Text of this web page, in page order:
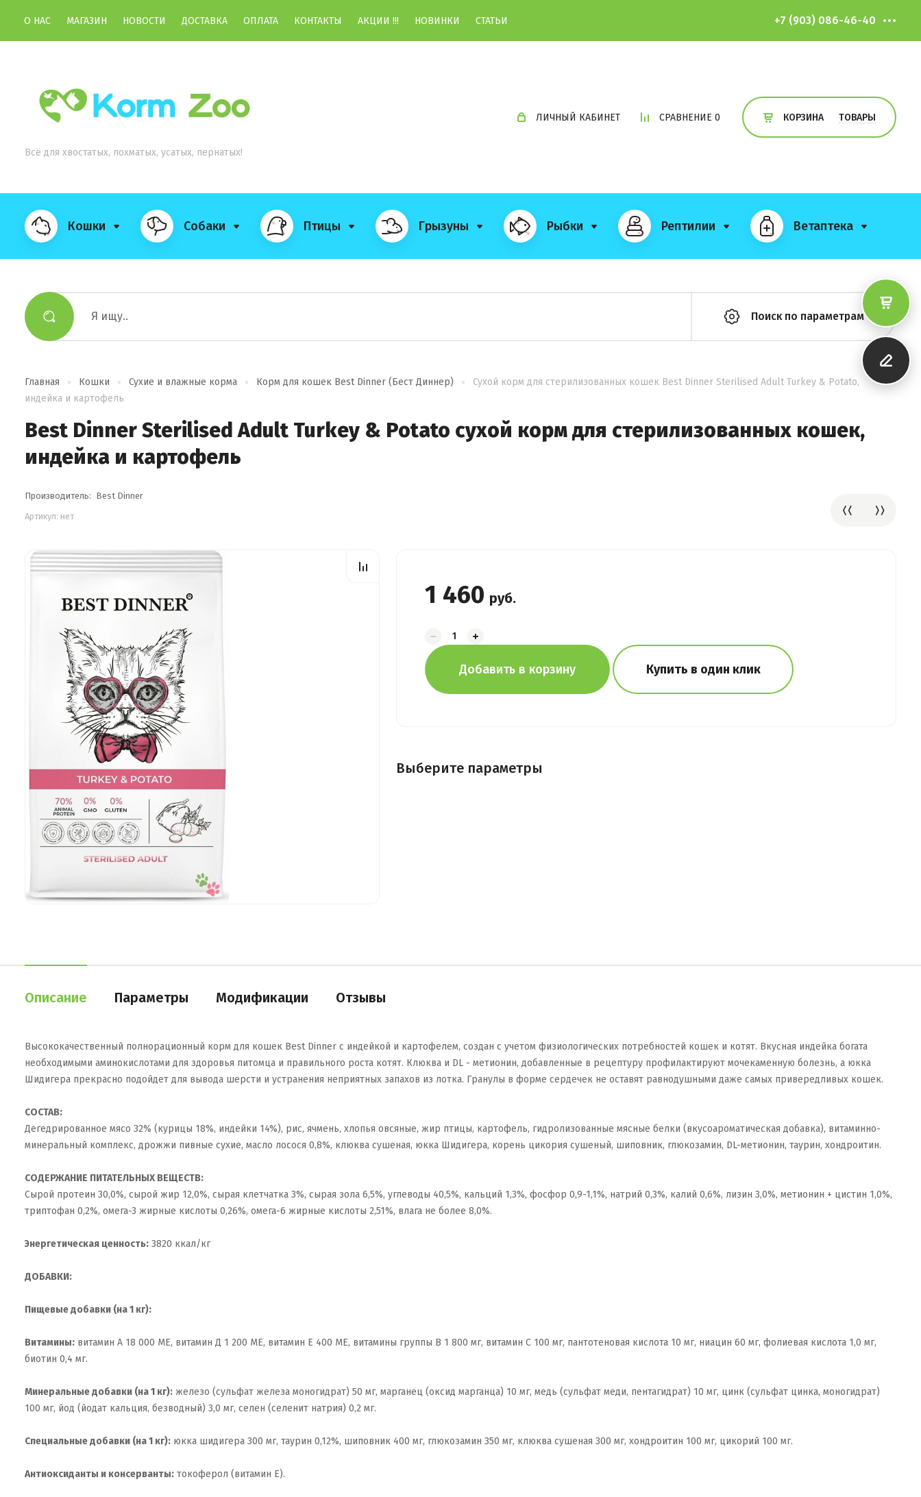
О НАС МАГАЗИН НОВОСТИ ДОСТАВКА ОПЛАТА КОНТАКТЫ АКЦИИ !!! НОВИНКИ СТАТЬИ +7 (903) 086-46-40
Всё для хвостатых, лохматых, усатых, пернатых!
ЛИЧНЫЙ КАБИНЕТ СРАВНЕНИЕ 0 КОРЗИНА ТОВАРЫ
Кошки Собаки Птицы Грызуны Рыбки Рептилии Ветаптека
Поиск по параметрам
Главная Кошки Сухие и влажные корма Корм для кошек Best Dinner (Бест Диннер)
Сухой корм для стерилизованных кошек Best Dinner Sterilised Adult Turkey & Potato,
индейка и картофель
Best Dinner Sterilised Adult Turkey & Potato сухой корм для стерилизованных кошек,
индейка и картофель
Производитель: Best Dinner
Артикул: нет
1 460 руб.
Добавить в корзину Купить в один клик
Выберите параметры
Описание Параметры Модификации Отзывы
Высококачественный полнорационный корм для кошек Best Dinner с индейкой и картофелем, создан с учетом физиологических потребностей кошек и котят. Вкусная индейка богата
необходимыми аминокислотами для здоровья питомца и правильного роста котят. Клюква и DL - метионин, добавленные в рецептуру профилактируют мочекаменную болезнь, а юкка
Шидигера прекрасно подойдет для вывода шерсти и устранения неприятных запахов из лотка. Гранулы в форме сердечек не оставят равнодушными даже самых привередливых кошек.
СОСТАВ:
Дегедрированное мясо 32% (курицы 18%, индейки 14%), рис, ячмень, хлопья овсяные, жир птицы, картофель, гидролизованные мясные белки (вкусоароматическая добавка), витаминно-
минеральный комплекс, дрожжи пивные сухие, масло лосося 0,8%, клюква сушеная, юкка Шидигера, корень цикория сушеный, шиповник, глюкозамин, DL-метионин, таурин, хондроитин.
СОДЕРЖАНИЕ ПИТАТЕЛЬНЫХ ВЕЩЕСТВ:
Сырой протеин 30,0%, сырой жир 12,0%, сырая клетчатка 3%, сырая зола 6,5%, углеводы 40,5%, кальций 1,3%, фосфор 0,9-1,1%, натрий 0,3%, калий 0,6%, лизин 3,0%, метионин + цистин 1,0%,
триптофан 0,2%, омега-3 жирные кислоты 0,26%, омега-6 жирные кислоты 2,51%, влага не более 8,0%.
Энергетическая ценность: 3820 ккал/кг
ДОБАВКИ:
Пищевые добавки (на 1 кг):
Витамины: витамин А 18 000 МЕ, витамин Д 1 200 МЕ, витамин Е 400 МЕ, витамины группы В 1 800 мг, витамин С 100 мг, пантотеновая кислота 10 мг, ниацин 60 мг, фолиевая кислота 1,0 мг,
биотин 0,4 мг.
Минеральные добавки (на 1 кг): железо (сульфат железа моногидрат) 50 мг, марганец (оксид марганца) 10 мг, медь (сульфат меди, пентагидрат) 10 мг, цинк (сульфат цинка, моногидрат)
100 мг, йод (йодат кальция, безводный) 3,0 мг, селен (селенит натрия) 0,2 мг.
Специальные добавки (на 1 кг): юкка шидигера 300 мг, таурин 0,12%, шиповник 400 мг, глюкозамин 350 мг, клюква сушеная 300 мг, хондроитин 100 мг, цикорий 100 мг.
Антиоксиданты и консерванты: токоферол (витамин Е).